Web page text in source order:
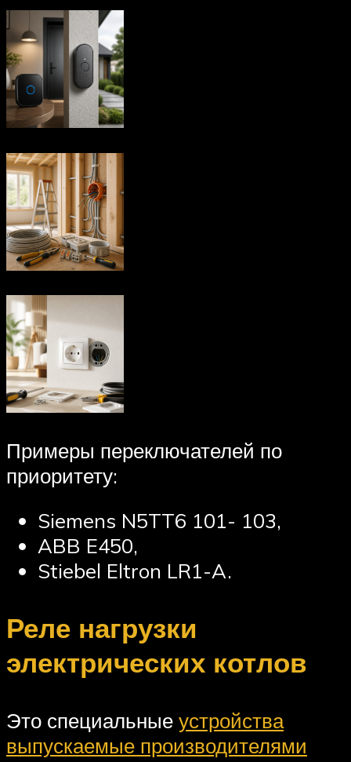
Примеры переключателей по
приоритету:
Siemens N5TT6 101- 103,
ABB E450,
Stiebel Eltron LR1-A.
Реле нагрузки
электрических котлов
Это специальные устройства
выпускаемые производителями